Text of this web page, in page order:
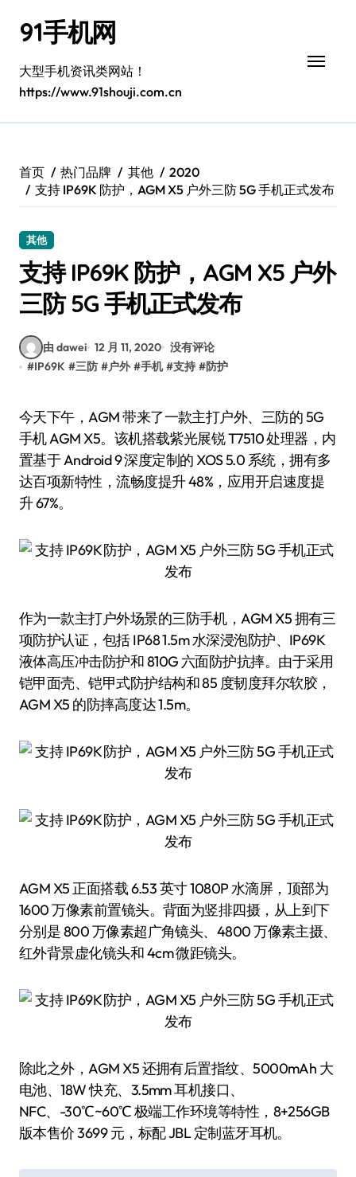
91手机网
大型手机资讯类网站！
https://www.91shouji.com.cn
首页 热门品牌 其他
2020
支持 IP69K 防护，AGM X5 户外三防 5G 手机正式发布
其他
支持 IP69K 防护，AGM X5 户外
三防 5G 手机正式发布
由 dawei 12 月 11, 2020 没有评论
#IP69K #三防 #户外 #手机 #支持 #防护
今天下午，AGM 带来了一款主打户外、三防的 5G
手机 AGM X5。该机搭载紫光展锐 T7510 处理器，内
置基于 Android 9 深度定制的 XOS 5.0 系统，拥有多
达百项新特性，流畅度提升 48%，应用开启速度提
升 67%。
作为一款主打户外场景的三防手机，AGM X5 拥有三
项防护认证，包括 IP68 1.5m 水深浸泡防护、IP69K
液体高压冲击防护和 810G 六面防护抗摔。由于采用
铠甲面壳、铠甲式防护结构和 85 度韧度拜尔软胶，
AGM X5 的防摔高度达 1.5m。
AGM X5 正面搭载 6.53 英寸 1080P 水滴屏，顶部为
1600 万像素前置镜头。背面为竖排四摄，从上到下
分别是 800 万像素超广角镜头、4800 万像素主摄、
红外背景虚化镜头和 4cm 微距镜头。
除此之外，AGM X5 还拥有后置指纹、5000mAh 大
电池、18W 快充、3.5mm 耳机接口、
NFC、-30℃~60℃ 极端工作环境等特性，8+256GB
版本售价 3699 元，标配 JBL 定制蓝牙耳机。